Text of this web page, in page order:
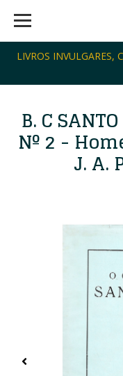
LIVROS INVULGARES,
B. C
Nº 2 -
J. A.